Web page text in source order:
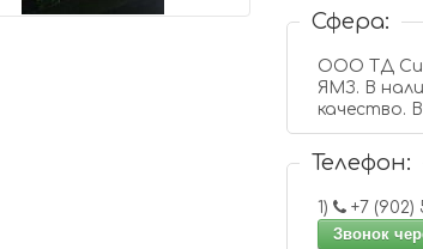
Сфера:
ООО ТД
ЯМЗ. В
качество.
Телефон:
1)
Звонок